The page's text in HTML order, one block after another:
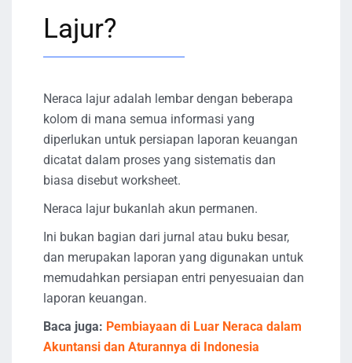
Lajur?
Neraca lajur adalah lembar dengan beberapa
kolom di mana semua informasi yang
diperlukan untuk persiapan laporan keuangan
dicatat dalam proses yang sistematis dan
biasa disebut worksheet.
Neraca lajur bukanlah akun permanen.
Ini bukan bagian dari jurnal atau buku besar,
dan merupakan laporan yang digunakan untuk
memudahkan persiapan entri penyesuaian dan
laporan keuangan.
Baca juga: Pembiayaan di Luar Neraca dalam
Akuntansi dan Aturannya di Indonesia